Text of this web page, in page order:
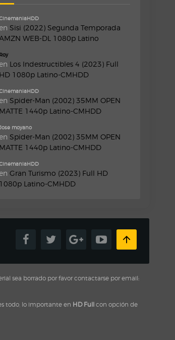
Sisi (2022) Segunda Temporada
WEB-DL 1080p Latino
Roy
Los Indestructibles 4 (2023) Full
HD 1080p Latino-CMHDD
Spider-Man (2002) 35MM OPEN
MATTE 1440p Latino-CMHDD
moyano
Spider-Man (2002) 35MM OPEN
MATTE 1440p Latino-CMHDD
Gran Turismo (2023) Full HD
1080p Latino-CMHDD
sea borrado por favor contactarse por email:
todo, lo importante en HD Fullcon opción de